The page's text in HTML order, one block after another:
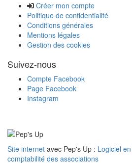
Créer mon compte
Politique de confidentialité
Conditions générales
Mentions légales
Gestion des cookies
Suivez-nous
Compte Facebook
Page Facebook
Instagram
Site internet avec Pep's Up : Logiciel
comptabilité des associations